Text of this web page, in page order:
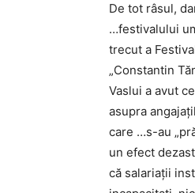
De tot râsul,
…festivalului
trecut a
„Constantin
Vaslui a avut
asupra
care …s-au
un efect
că salariații